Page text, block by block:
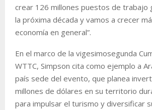
crear 126 millones puestos de trabajo
la próxima década y vamos a crecer
economía en general”.
En el marco de la vigesimosegunda
WTTC, Simpson cita como ejemplo a
país sede del evento, que planea
millones de dólares en su territorio
para impulsar el turismo y diversificar